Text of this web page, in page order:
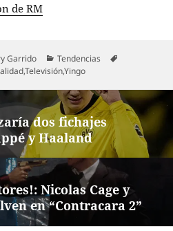
de RM
Garrido Categorías
Tendencias
,Televisión,Yingo
dos fichajes
y Haaland
Nicolas Cage y
en “Contracara 2”